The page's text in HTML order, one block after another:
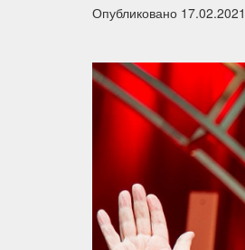
Опубликовано